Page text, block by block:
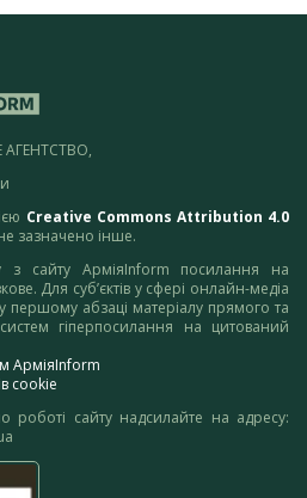
АГЕНТСТВО,
Creative Commons Attribution 4.0
зазначено інше.
з сайту АрміяInform посилання на
Для суб’єктів у сфері онлайн-медіа
першому абзаці матеріалу прямого та
гіперпосилання на цитований
АрміяInform
cookie
роботі сайту надсилайте на адресу: